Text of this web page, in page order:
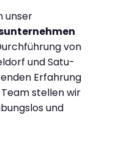
unser
von
und Satu-
Erfahrung
stellen wir
und